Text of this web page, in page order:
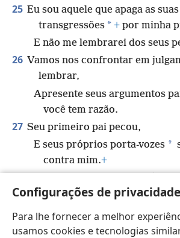
Configurações de privacidade
Para lhe fornecer a melhor
usamos cookies e tecnologias
25 Eu sou aquele que apaga as suas
transgressões * + por minha
E não me lembrarei dos seus
26 Vamos nos confrontar em
lembrar,
Apresente seus argumentos
você tem razão.
27 Seu primeiro pai pecou,
E seus próprios porta-vozes *
contra mim.+
28
E vou entregar Jacó à
E sujeitar Israel a insultos.+